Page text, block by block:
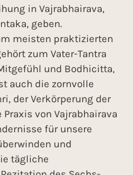
in Vajrabhairava,
geben.
meisten praktizierten
zum Vater-Tantra
und Bodhicitta,
auch die zornvolle
der Verkörperung der
von Vajrabhairava
für unsere
und
tägliche